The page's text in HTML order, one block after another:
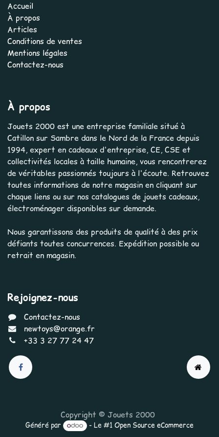
Accueil
À propos
Articles
Conditions de ventes
Mentions légales
Contactez-nous
À propos
Jouets 2000 est une entreprise familiale situé à
Catillon sur Sambre dans le Nord de la France depuis
1994, expert en cadeaux d'entreprise, CE, CSE et
collectivités locales à taille humaine, vous rencontrerez
de véritables passionnés toujours à l'écoute. Retrouvez
toutes informations de notre magasin en cliquant sur
chaque liens ou sur nos catalogues de jouets cadeaux,
électroménager disponibles sur demande.
Nous garantissons des produits de qualité à des prix
défiants toutes concurrences. Expédition possible ou
retrait en magasin.
Rejoignez-nous
Contactez-nous
newtoys@orange.fr
+33 3 27 77 24 47
Copyright © Jouets 2000
Généré par - Le #1 Open Source eCommerce